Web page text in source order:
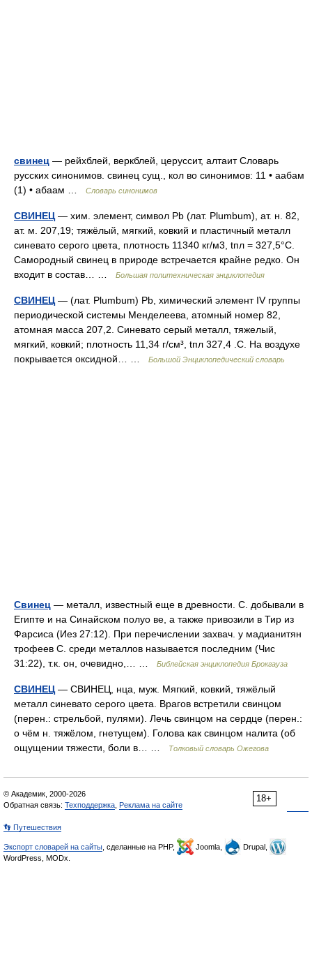
свинец — рейхблей, веркблей, церуссит, алтаит Словарь
русских синонимов. свинец сущ., кол во синонимов: 11 • аабам
(1) • абаам …
Словарь синонимов
СВИНЕЦ — хим. элемент, символ Рb (лат. Plumbum), ат. н. 82,
ат. м. 207,19; тяжёлый, мягкий, ковкий и пластичный металл
синевато серого цвета, плотность 11340 кг/м3, tпл = 327,5°С.
Самородный свинец в природе встречается крайне редко. Он
входит в состав… …
Большая политехническая энциклопедия
СВИНЕЦ — (лат. Plumbum) Pb, химический элемент IV группы
периодической системы Менделеева, атомный номер 82,
атомная масса 207,2. Синевато серый металл, тяжелый,
мягкий, ковкий; плотность 11,34 г/см³, tпл 327,4 .С. На воздухе
покрывается оксидной… …
Большой Энциклопедический словарь
Свинец — металл, известный еще в древности. С. добывали в
Египте и на Синайском полуо ве, а также привозили в Тир из
Фарсиса (Иез 27:12). При перечислении захвач. у мадианитян
трофеев С. среди металлов называется последним (Чис
31:22), т.к. он, очевидно,… …
Библейская энциклопедия Брокгауза
СВИНЕЦ — СВИНЕЦ, нца, муж. Мягкий, ковкий, тяжёлый
металл синевато серого цвета. Врагов встретили свинцом
(перен.: стрельбой, пулями). Лечь свинцом на сердце (перен.:
о чём н. тяжёлом, гнетущем). Голова как свинцом налита (об
ощущении тяжести, боли в… …
Толковый словарь Ожегова
18+
© Академик, 2000-2026
Обратная связь: Техподдержка Реклама на сайте
👣 Путешествия
Экспорт словарей на сайты , сделанные на PHP, Joomla,
Drupal,
WordPress, MODx.